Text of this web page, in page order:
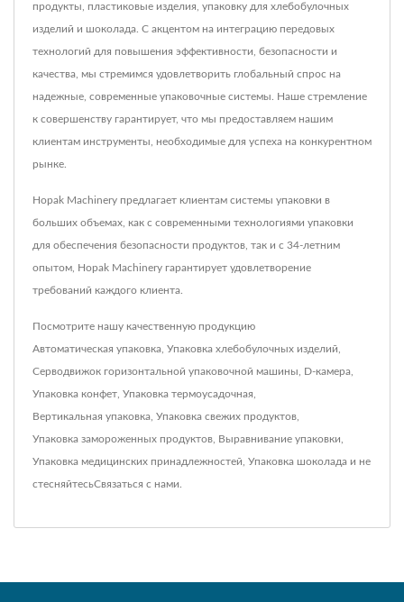
продукты, пластиковые изделия, упаковку для хлебобулочных
изделий и шоколада. С акцентом на интеграцию передовых
технологий для повышения эффективности, безопасности и
качества, мы стремимся удовлетворить глобальный спрос на
надежные, современные упаковочные системы. Наше стремление
к совершенству гарантирует, что мы предоставляем нашим
клиентам инструменты, необходимые для успеха на конкурентном
рынке.
Hopak Machinery предлагает клиентам системы упаковки в
больших объемах, как с современными технологиями упаковки
для обеспечения безопасности продуктов, так и с 34-летним
опытом, Hopak Machinery гарантирует удовлетворение
требований каждого клиента.
Посмотрите нашу качественную продукцию
Автоматическая упаковка Упаковка хлебобулочных изделий
Серводвижок горизонтальной упаковочной машины D-камера
Упаковка конфет Упаковка термоусадочная
Вертикальная упаковка Упаковка свежих продуктов
Упаковка замороженных продуктов Выравнивание упаковки
Упаковка медицинских принадлежностей Упаковка шоколада и не
стесняйтесьСвязаться с нами